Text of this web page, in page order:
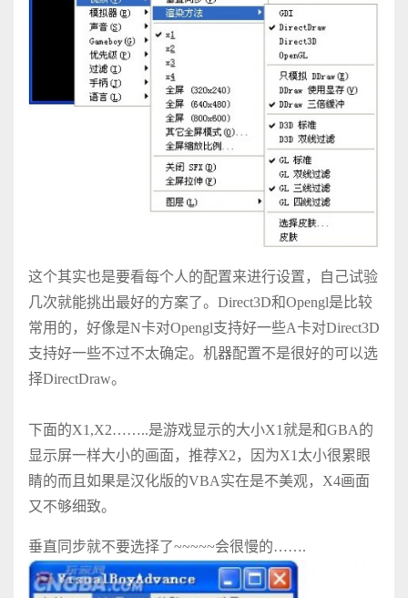
这个其实也是要看每个人的配置来进行设置，自己试验
几次就能挑出最好的方案了。Direct3D和Opengl是比较
常用的，好像是N卡对Opengl支持好一些A卡对Direct3D
支持好一些不过不太确定。机器配置不是很好的可以选
择DirectDraw。
下面的X1,X2……..是游戏显示的大小X1就是和GBA的
显示屏一样大小的画面，推荐X2，因为X1太小很累眼
睛的而且如果是汉化版的VBA实在是不美观，X4画面
又不够细致。
垂直同步就不要选择了~~~~~会很慢的…….